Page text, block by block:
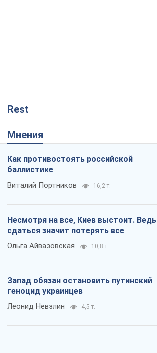
Rest
Мнения
Как противостоять российской
баллистике
Виталий Портников 16,2 т.
Несмотря на все, Киев выстоит. Ведь
сдаться значит потерять все
Ольга Айвазовская 10,8 т.
Запад обязан остановить путинский
геноцид украинцев
Леонид Невзлин 4,5 т.